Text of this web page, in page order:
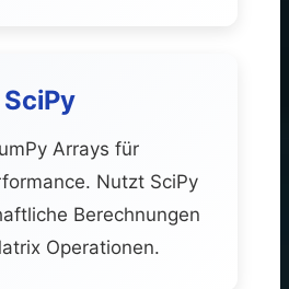
Arrays für
Nutzt SciPy
Berechnungen
Operationen.